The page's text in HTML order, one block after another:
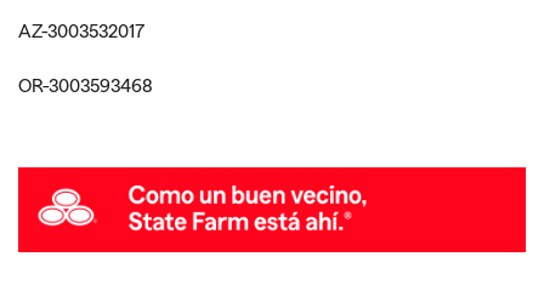
AZ-3003532017
OR-3003593468